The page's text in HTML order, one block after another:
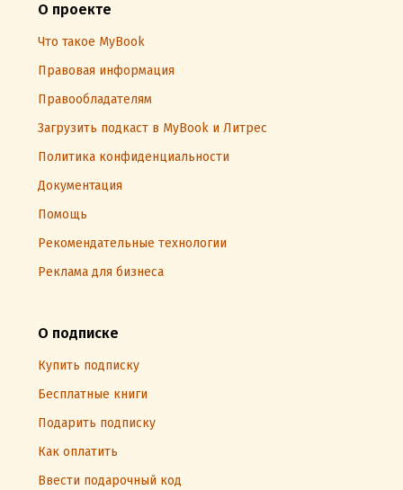
О проекте
Что такое MyBook
Правовая информация
Правообладателям
Загрузить подкаст в MyBook и Литрес
Политика конфиденциальности
Документация
Помощь
Рекомендательные технологии
Реклама для бизнеса
О подписке
Купить подписку
Бесплатные книги
Подарить подписку
Как оплатить
Ввести подарочный код